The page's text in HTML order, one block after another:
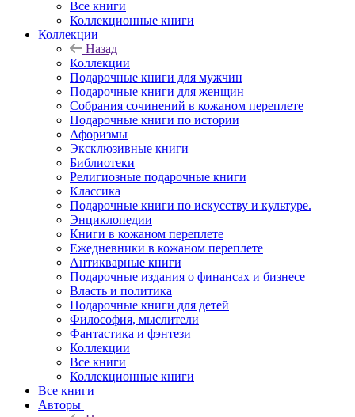
Все книги
Коллекционные книги
Коллекции
Назад
Коллекции
Подарочные книги для мужчин
Подарочные книги для женщин
Собрания сочинений в кожаном переплете
Подарочные книги по истории
Афоризмы
Эксклюзивные книги
Библиотеки
Религиозные подарочные книги
Классика
Подарочные книги по искусству и культуре.
Энциклопедии
Книги в кожаном переплете
Ежедневники в кожаном переплете
Антикварные книги
Подарочные издания о финансах и бизнесе
Власть и политика
Подарочные книги для детей
Философия, мыслители
Фантастика и фэнтези
Коллекции
Все книги
Коллекционные книги
Все книги
Авторы